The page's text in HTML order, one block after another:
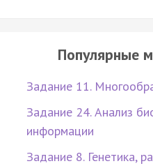
Популярные
Задание 11.
Задание 24. Анализ
информации
Задание 8. Генетика,